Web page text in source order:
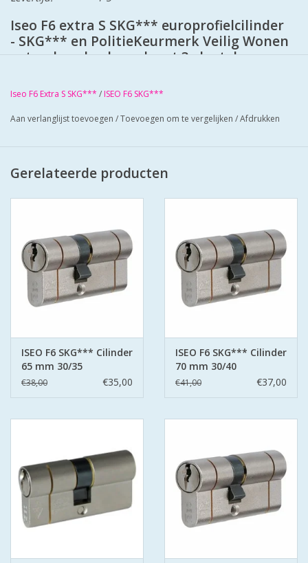
Iseo F6 extra S SKG*** europrofielcilinder
- SKG*** en PolitieKeurmerk Veilig Wonen
- standaard geleverd met 3 sleutels
- voorzien van beveiliging tegen boren en
- stalen brug: voorkomt breken van de
- extra insnijding in cilinder: voorkomt
breken van de cilinder
- 30.000 verschillende sluitingen
- standaard F6 sleutelprofiel (messing
vernikkeld)
Iseo F6 Extra S SKG*** / ISEO F6 SKG***
Aan verlanglijst toevoegen /Toevoegen om te vergelijken /Afdrukken
Gerelateerde producten
ISEO F6 SKG*** Cilinder
65 mm 30/35
€38,00 €35,00
ISEO F6 SKG*** Cilinder
70 mm 30/40
€41,00 €37,00